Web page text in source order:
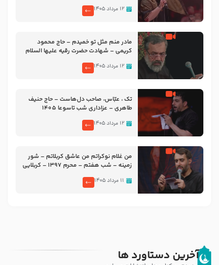
۱۲ مرداد ۱۴۰۵
مادر منم مثل تو خمیدم – حاج محمود
کریمی – شهادت حضرت رقیه علیها السلام
۱۲ مرداد ۱۴۰۵
تک ، عبّاس، صاحب دل‌هاست – حاج حنیف
طاهری – عزاداری شب تاسوعا 1405
۱۲ مرداد ۱۴۰۵
من غلام نوکراتم من عاشق کربلاتم – شور
زمینه – شب هفتم – محرم 1397 – کربلایی
۱۱ مرداد ۱۴۰۵
آخرین دستاورد ها